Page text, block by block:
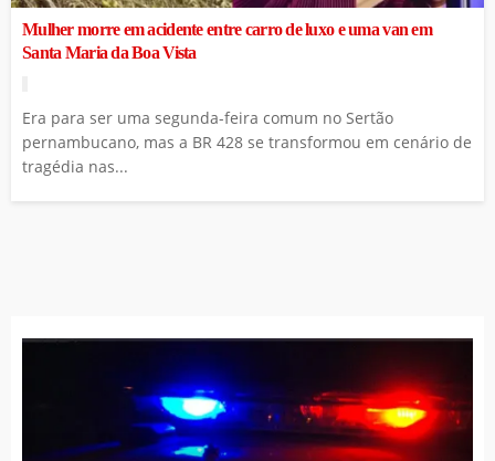
Mulher morre em acidente entre carro de luxo e uma van em
Santa Maria da Boa Vista
Era para ser uma segunda-feira comum no Sertão
pernambucano, mas a BR 428 se transformou em cenário de
tragédia nas...